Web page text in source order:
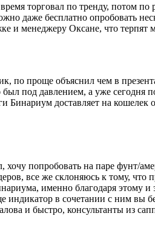
торговал по тренду, потом по
даже бесплатно опробовать
и менеджеру Оксане, что терпят
по проще объяснил чем в
под давлением, а уже сегодня
Бинариум доставляет на кошелек
попробовать на паре фунт/
все же склоняюсь к тому, что
именно благодаря этому
в сочетании с ним вы
и быстро, консультанты из